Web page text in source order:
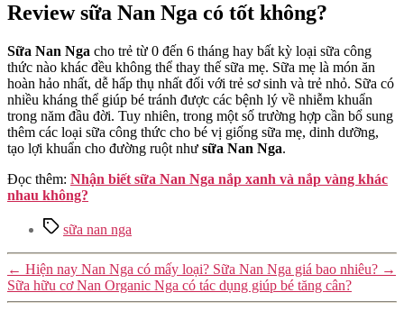
Review sữa Nan Nga có tốt không?
Sữa Nan Nga cho trẻ từ 0 đến 6 tháng hay bất kỳ loại sữa công
thức nào khác đều không thể thay thế sữa mẹ. Sữa mẹ là món ăn
hoàn hảo nhất, dễ hấp thụ nhất đối với trẻ sơ sinh và trẻ nhỏ. Sữa có
nhiều kháng thể giúp bé tránh được các bệnh lý về nhiễm khuẩn
trong năm đầu đời. Tuy nhiên, trong một số trường hợp cần bổ sung
thêm các loại sữa công thức cho bé vị giống sữa mẹ, dinh dưỡng,
tạo lợi khuẩn cho đường ruột như sữa Nan Nga.
Đọc thêm: Nhận biết sữa Nan Nga nắp xanh và nắp vàng khác
nhau không?
Tagssữa nan nga
← Hiện nay Nan Nga có mấy loại? Sữa Nan Nga giá bao nhiêu? →
Sữa hữu cơ Nan Organic Nga có tác dụng giúp bé tăng cân?